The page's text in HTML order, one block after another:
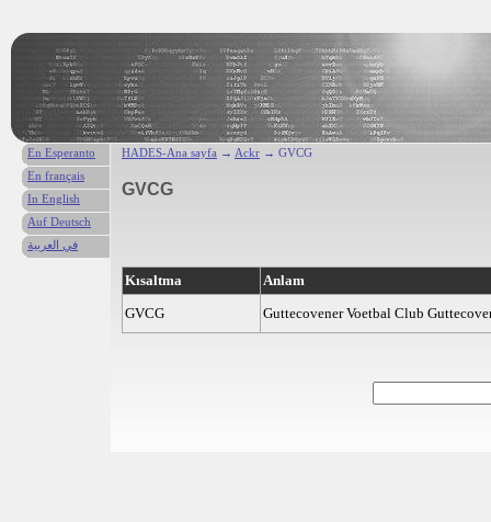
HADES-Ana sayfa → Ackr → GVCG
GVCG
Kısaltma
Anlam
GVCG
Guttecovener Voetbal Club
En Esperanto
En français
In English
Auf Deutsch
في العربية